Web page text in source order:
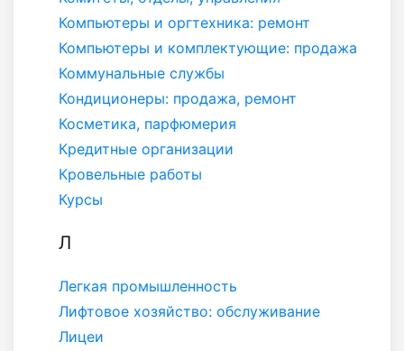
Компьютеры и оргтехника: ремонт
Компьютеры и комплектующие: продажа
Коммунальные службы
Кондиционеры: продажа, ремонт
Косметика, парфюмерия
Кредитные организации
Кровельные работы
Курсы
Л
Легкая промышленность
Лифтовое хозяйство: обслуживание
Лицеи